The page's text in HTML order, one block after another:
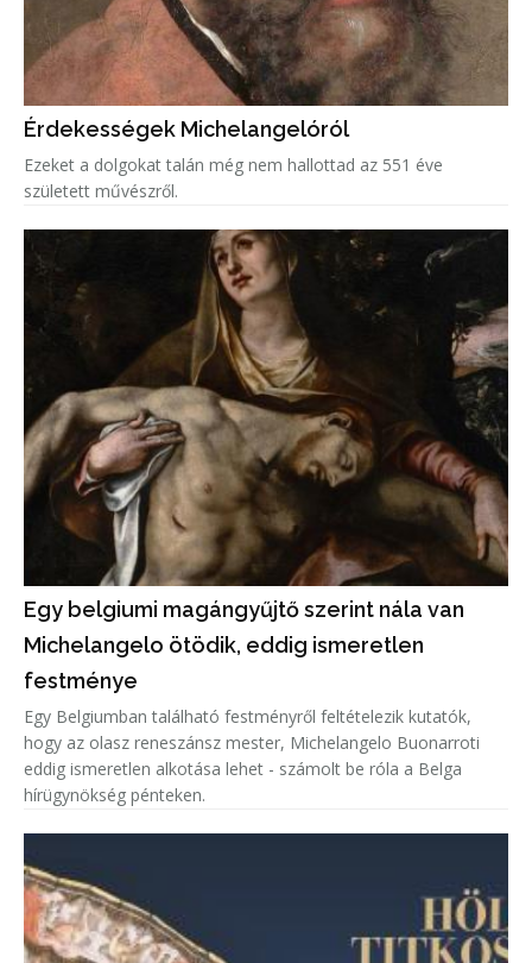
Érdekességek Michelangelóról
Ezeket a dolgokat talán még nem hallottad az 551 éve
született művészről.
Egy belgiumi magángyűjtő szerint nála van
Michelangelo ötödik, eddig ismeretlen
festménye
Egy Belgiumban található festményről feltételezik kutatók,
hogy az olasz reneszánsz mester, Michelangelo Buonarroti
eddig ismeretlen alkotása lehet - számolt be róla a Belga
hírügynökség pénteken.